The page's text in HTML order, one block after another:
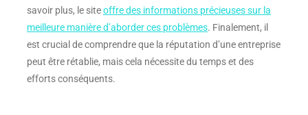
savoir plus, le siteoffre des informations précieuses sur la
meilleure manière d’aborder ces problèmes. Finalement, il
est crucial de comprendre que la réputation d’une entreprise
peut être rétablie, mais cela nécessite du temps et des
efforts conséquents.